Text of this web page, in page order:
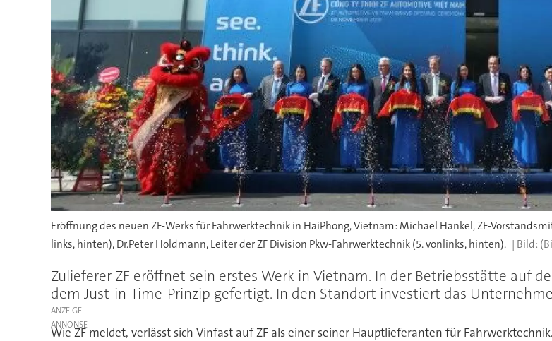
Eröffnung des neuen ZF-Werks für Fahrwerktechnik in HaiPhong, Vietnam: Michael Hankel, ZF-
links, hinten), Dr.Peter Holdmann, Leiter der ZF Division Pkw-Fahrwerktechnik (5. vonlinks, hinten).
Zulieferer ZF eröffnet sein erstes Werk in Vietnam. In der Betriebsstätte auf
dem Just-in-Time-Prinzip gefertigt. In den Standort investiert das
ANZEIGE
Wie ZF meldet, verlässt sich Vinfast auf ZF als einer seiner Hauptlieferanten für